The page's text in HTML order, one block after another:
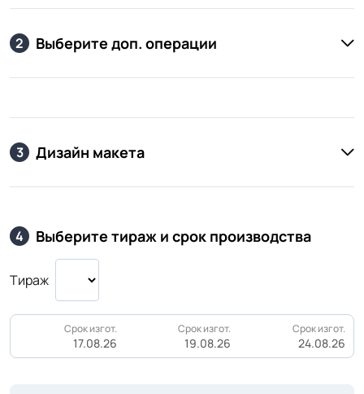
2 Выберите доп. операции
3 Дизайн макета
4 Выберите тираж и срок производства
Тираж
Срок изгот.
17.08.26
Срок изгот.
19.08.26
Срок изгот.
24.08.26